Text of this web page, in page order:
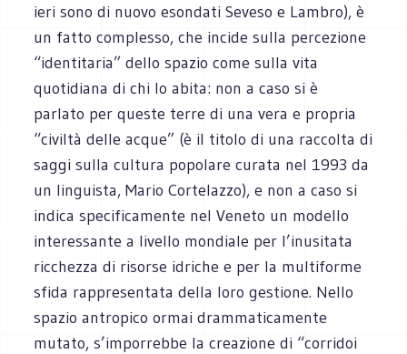
ieri sono di nuovo esondati Seveso e Lambro), è
un fatto complesso, che incide sulla percezione
“identitaria” dello spazio come sulla vita
quotidiana di chi lo abita: non a caso si è
parlato per queste terre di una vera e propria
“civiltà delle acque” (è il titolo di una raccolta di
saggi sulla cultura popolare curata nel 1993 da
un linguista, Mario Cortelazzo), e non a caso si
indica specificamente nel Veneto un modello
interessante a livello mondiale per l’inusitata
ricchezza di risorse idriche e per la multiforme
sfida rappresentata della loro gestione. Nello
spazio antropico ormai drammaticamente
mutato, s’imporrebbe la creazione di “corridoi